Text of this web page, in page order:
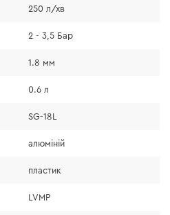
і плям. Ця модель
250 л/хв
2 - 3,5 Бар
1.8 мм
0.6 л
SG-18L
алюміній
пластик
LVMP